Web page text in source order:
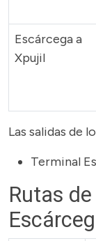
Escárcega a
Xpujil
Las salidas de
Terminal
Rutas